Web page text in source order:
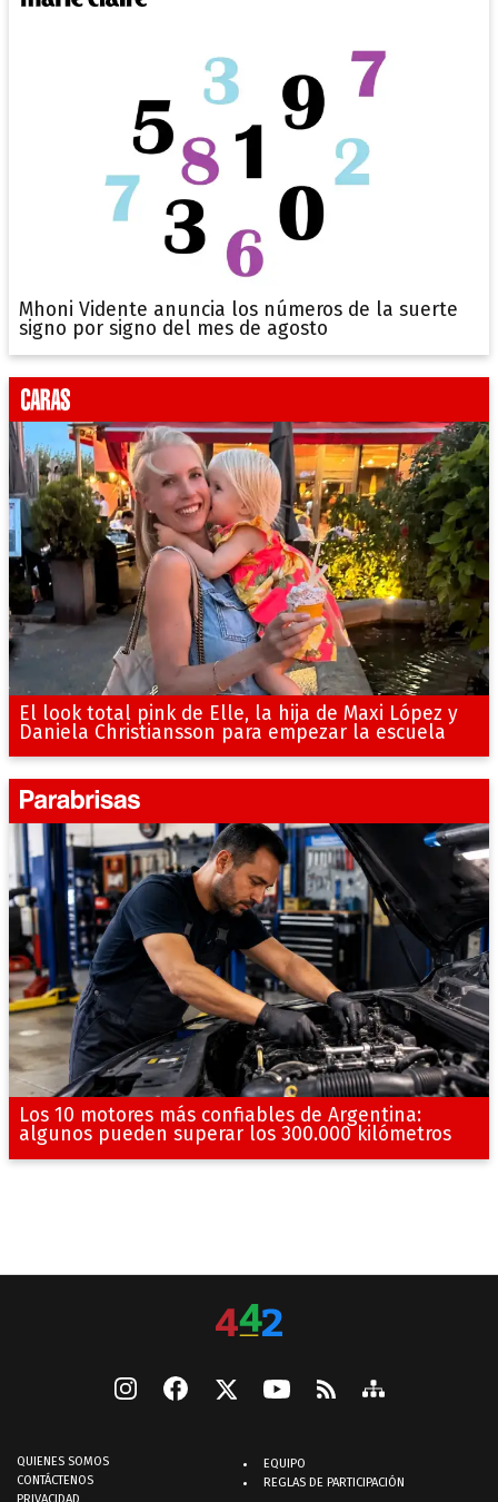
Mhoni Vidente anuncia los números de la suerte
signo por signo del mes de agosto
El look total pink de Elle, la hija de Maxi López y
Daniela Christiansson para empezar la escuela
Los 10 motores más confiables de Argentina:
algunos pueden superar los 300.000 kilómetros
QUIENES SOMOS
CONTÁCTENOS
EQUIPO
REGLAS DE PARTICIPACIÓN